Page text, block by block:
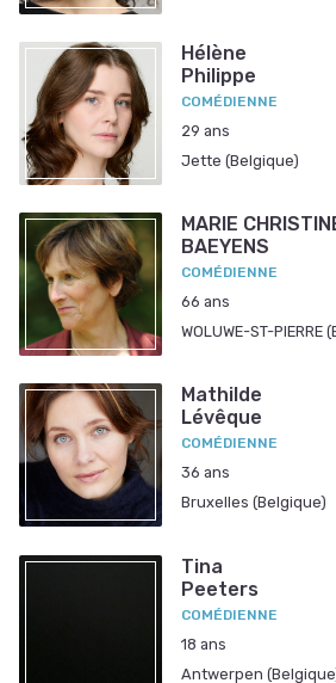
Hélène
Philippe
COMÉDIENNE
29 ans
Jette (Belgique)
MARIE
BAEYENS
COMÉDIENNE
66 ans
WOLUWE-ST-PIERRE
Mathilde
Lévêque
COMÉDIENNE
36 ans
Bruxelles (Belgique)
Tina
Peeters
COMÉDIENNE
18 ans
Antwerpen